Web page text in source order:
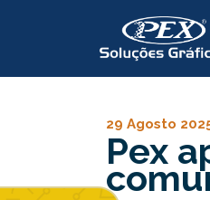
29 Agosto
Pex